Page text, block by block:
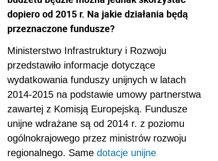
dopiero od 2015 r. Na jakie działania będą
przeznaczone fundusze?
Ministerstwo Infrastruktury i Rozwoju
przedstawiło informacje dotyczące
wydatkowania funduszy unijnych w latach
2014-2015 na podstawie umowy partnerstwa
zawartej z Komisją Europejską. Fundusze
unijne wdrażane są od 2014 r. z poziomu
ogólnokrajowego przez ministrów rozwoju
regionalnego. Same dotacje unijne